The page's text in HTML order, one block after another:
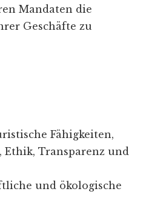
Mandaten die
Geschäfte zu
Fähigkeiten,
Transparenz und
und ökologische